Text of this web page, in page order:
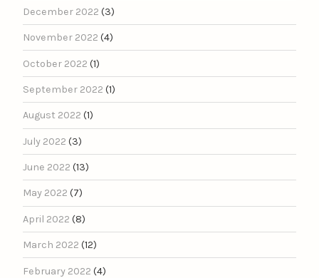
December 2022 (3)
November 2022 (4)
October 2022 (1)
September 2022 (1)
August 2022 (1)
July 2022 (3)
June 2022 (13)
May 2022 (7)
April 2022 (8)
March 2022 (12)
February 2022 (4)